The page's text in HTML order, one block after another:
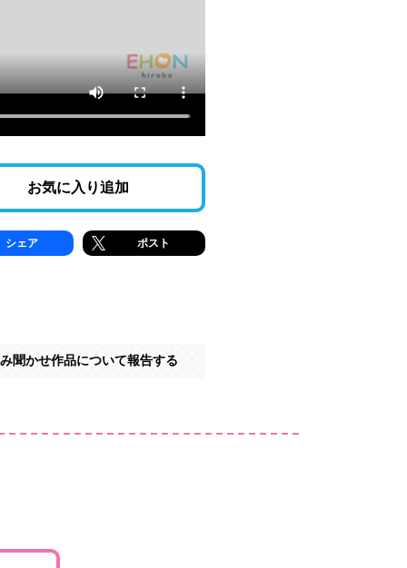
お気に入り追加
シェア ポスト
聞かせ作品について報告する